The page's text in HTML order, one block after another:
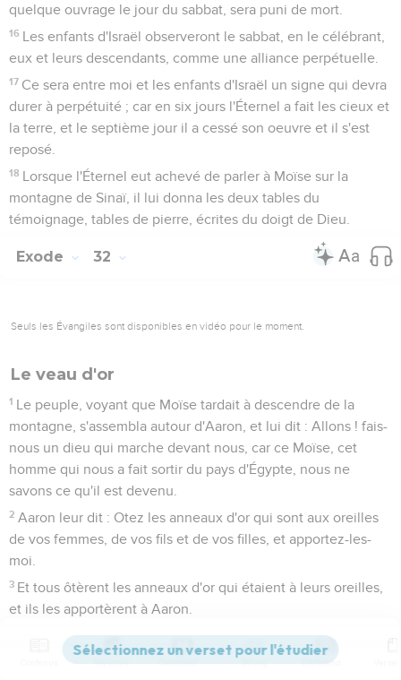
quelque ouvrage le jour du sabbat, sera puni de mort.
16 Les enfants d'Israël observeront le sabbat, en le célébrant,
eux et leurs descendants, comme une alliance perpétuelle.
17 Ce sera entre moi et les enfants d'Israël un signe qui devra
durer à perpétuité ; car en six jours l'Éternel a fait les cieux et
la terre, et le septième jour il a cessé son oeuvre et il s'est
reposé.
18 Lorsque l'Éternel eut achevé de parler à Moïse sur la
montagne de Sinaï, il lui donna les deux tables du
témoignage, tables de pierre, écrites du doigt de Dieu.
Exode 32
Seuls les Évangiles sont disponibles en vidéo pour le moment.
Le veau d'or
1 Le peuple, voyant que Moïse tardait à descendre de la
montagne, s'assembla autour d'Aaron, et lui dit : Allons ! fais-
nous un dieu qui marche devant nous, car ce Moïse, cet
homme qui nous a fait sortir du pays d'Égypte, nous ne
savons ce qu'il est devenu.
2 Aaron leur dit : Otez les anneaux d'or qui sont aux oreilles
de vos femmes, de vos fils et de vos filles, et apportez-les-
moi.
3 Et tous ôtèrent les anneaux d'or qui étaient à leurs oreilles,
et ils les apportèrent à Aaron.
Il les reçut de leurs mains, jeta l'or dans un moule, et fit un
veau en fonte. Et ils dirent : Israël ! voici ton dieu, qui t'a fait
Versions Commentaires Strong